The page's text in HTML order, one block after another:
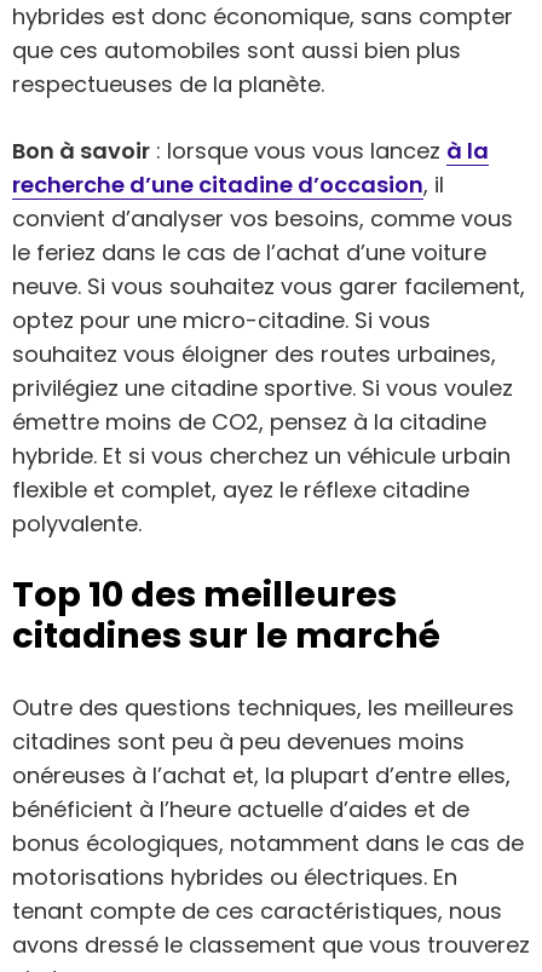
hybrides est donc économique, sans compter
que ces automobiles sont aussi bien plus
respectueuses de la planète.
Bon à savoir : lorsque vous vous lancez à la
recherche d’une citadine d’occasion, il
convient d’analyser vos besoins, comme vous
le feriez dans le cas de l’achat d’une voiture
neuve. Si vous souhaitez vous garer facilement,
optez pour une micro-citadine. Si vous
souhaitez vous éloigner des routes urbaines,
privilégiez une citadine sportive. Si vous voulez
émettre moins de CO2, pensez à la citadine
hybride. Et si vous cherchez un véhicule urbain
flexible et complet, ayez le réflexe citadine
polyvalente.
Top 10 des meilleures
citadines sur le marché
Outre des questions techniques, les meilleures
citadines sont peu à peu devenues moins
onéreuses à l’achat et, la plupart d’entre elles,
bénéficient à l’heure actuelle d’aides et de
bonus écologiques, notamment dans le cas de
motorisations hybrides ou électriques. En
tenant compte de ces caractéristiques, nous
avons dressé le classement que vous trouverez